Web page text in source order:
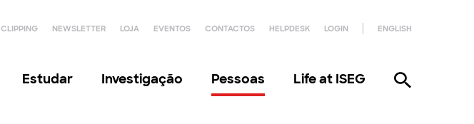
CLIPPING NEWSLETTER LOJA EVENTOS CONTACTOS HELPDESK LOGIN ENGLISH
Estudar Investigação Pessoas Life at ISEG